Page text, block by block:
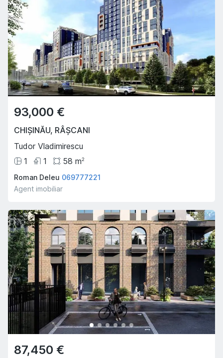
93,000 €
CHIȘINĂU, RÂȘCANI
Tudor Vladimirescu
1
1 58 m2
Roman Deleu 069777221
Agent imobiliar
87,450 €